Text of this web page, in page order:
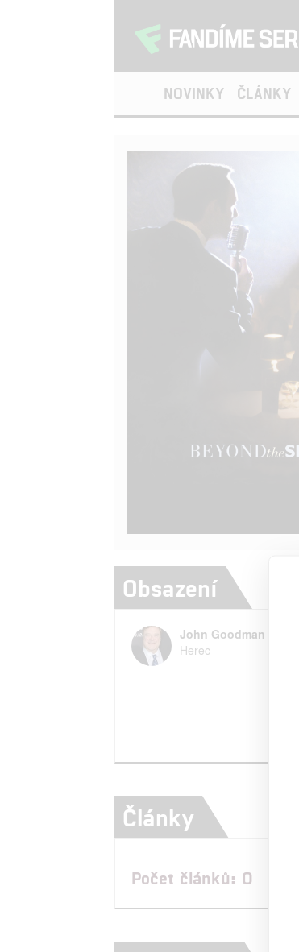
NOVINKY ČLÁNKY
Obsazení
John Goodman
Herec
Články
Počet článků: 0